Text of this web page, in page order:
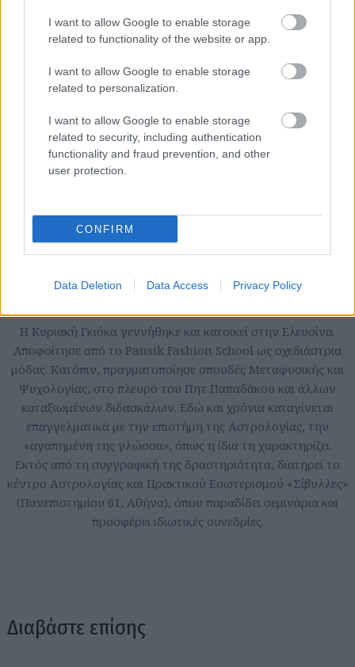
I want to allow Google to enable storage
related to functionality of the website or app.
I want to allow Google to enable storage
related to personalization.
I want to allow Google to enable storage
related to security, including authentication
functionality and fraud prevention, and other
user protection.
CONFIRM
Data Deletion Data Access Privacy Policy
Κυριακή Γκιόκα
Η Κυριακή Γκιόκα γεννήθηκε και κατοικεί στην Ελευσίνα.
Αποφοίτησε από τo Pansik Fashion School ως σχεδιάστρια
μόδας. Κατόπιν, πραγματοποίησε σπουδές Μεταφυσικής και
Ψυχολογίας, στο πλευρό του Πητ Παπαδάκου και άλλων
καταξιωμένων διδασκάλων. Εδώ και χρόνια καταγίνεται
επαγγελματικά με την επιστήμη της Αστρολογίας, την
«αγαπημένη της γλώσσα», όπως η ίδια τη χαρακτηρίζει.
Εκτός από τη συγγραφική της δραστηριότητα, διατηρεί το
κέντρο Αστρολογίας και Πρακτικού Εσωτερισμού «Σίβυλλες»
(Πανεπιστημίου 61, Αθήνα), όπου παραδίδει σεμινάρια και
προσφέρει ιδιωτικές συνεδρίες.
Διαβάστε επίσης